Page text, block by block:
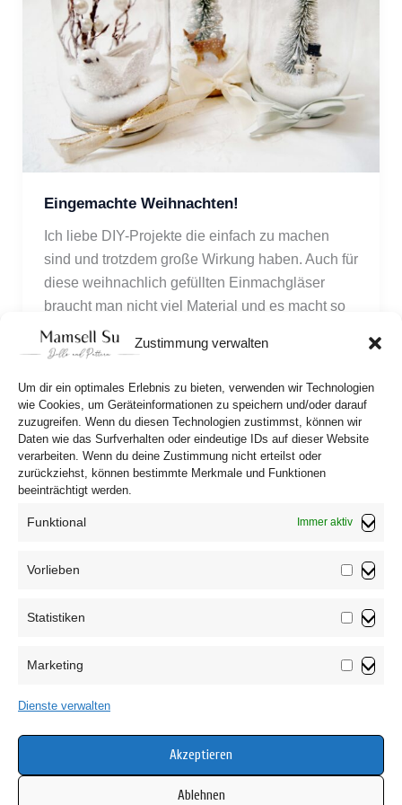
Zustimmung verwalten
Um dir ein optimales Erlebnis zu bieten, verwenden wir Technologien
wie Cookies, um Geräteinformationen zu speichern und/oder darauf
zuzugreifen. Wenn du diesen Technologien zustimmst, können wir
Daten wie das Surfverhalten oder eindeutige IDs auf dieser Website
verarbeiten. Wenn du deine Zustimmung nicht erteilst oder
zurückziehst, können bestimmte Merkmale und Funktionen
beeinträchtigt werden.
Funktional Immer aktiv
Vorlieben
Statistiken
Marketing
Dienste verwalten
Akzeptieren
Ablehnen
Eingemachte Weihnachten!
Ich liebe DIY-Projekte die einfach zu machen
sind und trotzdem große Wirkung haben. Auch für
diese weihnachlich gefüllten Einmachgläser
braucht man nicht viel Material und es macht so
große Freude, die kleinen Winterlandschaften zu
kreieren.
Cookie-Richtlinie (EU)